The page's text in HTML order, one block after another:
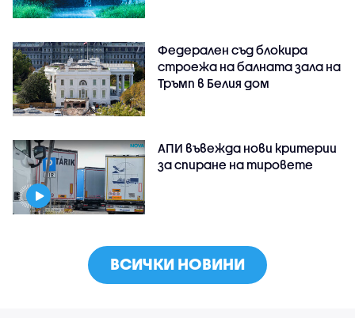
Федерален съд блокира
строежа на балната зала на
Тръмп в Белия дом
АПИ въвежда нови критерии
за спиране на тировете
ВСИЧКИ НОВИНИ